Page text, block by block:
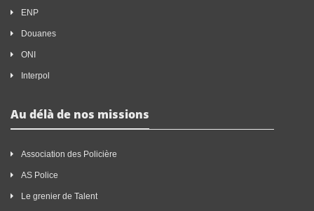
ENP
Douanes
ONI
Interpol
Au délà de nos missions
Association des Policière
AS Police
Le grenier de Talent